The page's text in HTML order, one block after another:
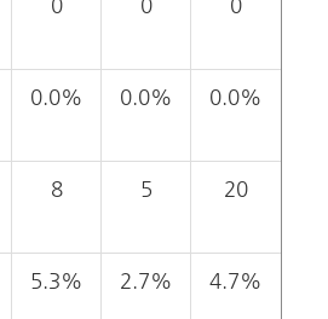
0 0 0
0.0% 0.0% 0.0%
8 5 20
5.3% 2.7% 4.7%